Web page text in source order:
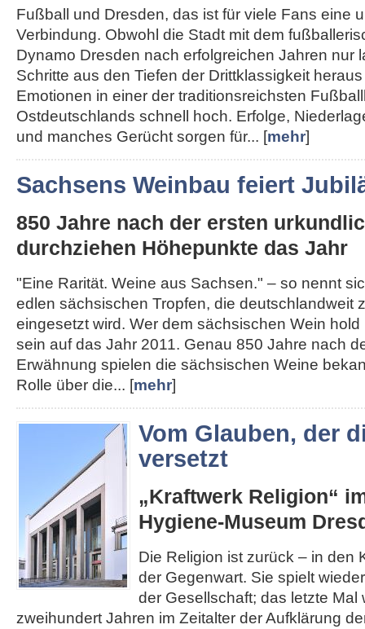
Fußball und Dresden, das ist für viele Fans eine
Verbindung. Obwohl die Stadt mit dem
Dynamo Dresden nach erfolgreichen Jahren nur
Schritte aus den Tiefen der Drittklassigkeit
Emotionen in einer der traditionsreichsten
Ostdeutschlands schnell hoch. Erfolge,
und manches Gerücht sorgen für... [mehr]
Sachsens Weinbau feiert
850 Jahre nach der ersten
durchziehen Höhepunkte das Jahr
"Eine Rarität. Weine aus Sachsen." – so nennt
edlen sächsischen Tropfen, die deutschlandweit
eingesetzt wird. Wer dem sächsischen Wein
sein auf das Jahr 2011. Genau 850 Jahre nach
Erwähnung spielen die sächsischen Weine
Rolle über die... [mehr]
Vom Glauben, der
versetzt
„Kraftwerk Religion“
Hygiene-Museum
Die Religion ist zurück – in den
der Gegenwart. Sie spielt
der Gesellschaft; das letzte Mal
zweihundert Jahren im Zeitalter der Aufklärung